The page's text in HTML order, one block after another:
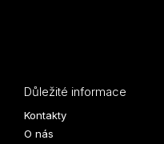
Důležité informace
Kontakty
O nás